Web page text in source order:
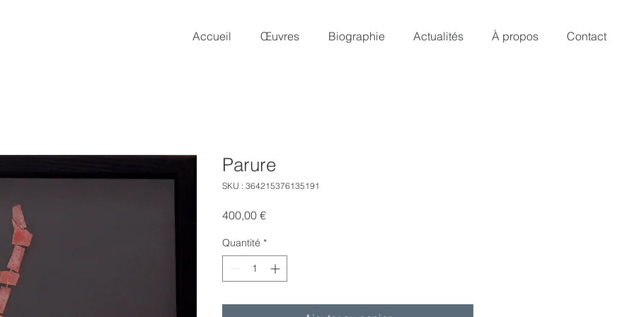
Accueil Œuvres Biographie Actualités À propos Contact
Parure
SKU : 364215376135191
400,00 €Prix
Quantité *